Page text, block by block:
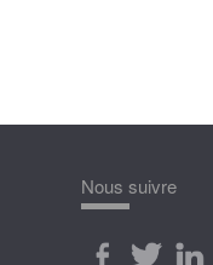
Nous suivre